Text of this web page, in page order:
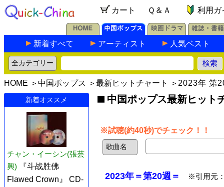
カート Ｑ＆Ａ 利用ガ
新着すべて アーティスト 人気ベスト
HOME ＞ 中国ポップス ＞ 最新ヒットチャート ＞ 2023年 第
新着オススメ
チャン・イーシン(張芸
興)
『斗战胜佛
Flawed Crown』 CD-
中国ポップス最新ヒット
※試聴(約40秒)でチェック！！
2023年＝第20週＝ ※引用元